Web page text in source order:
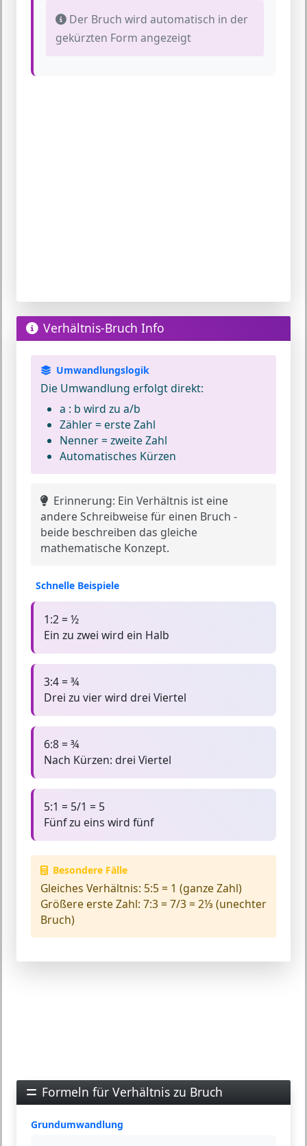
Der Bruch wird automatisch in der
gekürzten Form angezeigt
Verhältnis-Bruch Info
Umwandlungslogik
Die Umwandlung erfolgt direkt:
a : b wird zu a/b
Zähler = erste Zahl
Nenner = zweite Zahl
Automatisches Kürzen
Erinnerung: Ein Verhältnis ist eine
andere Schreibweise für einen Bruch -
beide beschreiben das gleiche
mathematische Konzept.
Schnelle Beispiele
1:2 = ½
Ein zu zwei wird ein Halb
3:4 = ¾
Drei zu vier wird drei Viertel
6:8 = ¾
Nach Kürzen: drei Viertel
5:1 = 5/1 = 5
Fünf zu eins wird fünf
Besondere Fälle
Gleiches Verhältnis: 5:5 = 1 (ganze Zahl)
Größere erste Zahl: 7:3 = 7/3 = 2⅓ (unechter
Bruch)
Formeln für Verhältnis zu Bruch
Grundumwandlung